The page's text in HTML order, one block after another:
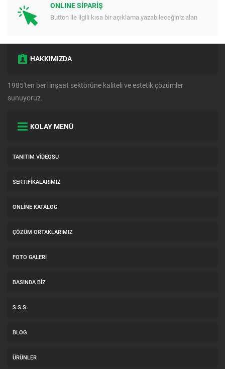
ONLINE SİPARİŞ
Button ile ilgili kısa bir açıklama yazabileceğiniz alan
HAKKIMIZDA
1985'ten beri inşaat sektörüne kaliteli ve estetik çözümler
sunuyoruz.
KOLAY MENÜ
TANITIM VIDEOSU
SERTIFIKALARIMIZ
ONLINE KATALOG
ÇÖZÜM ORTAKLARIMIZ
FOTO GALERI
BASINDA BIZ
S.S.S.
BLOG
ÜRÜNLER